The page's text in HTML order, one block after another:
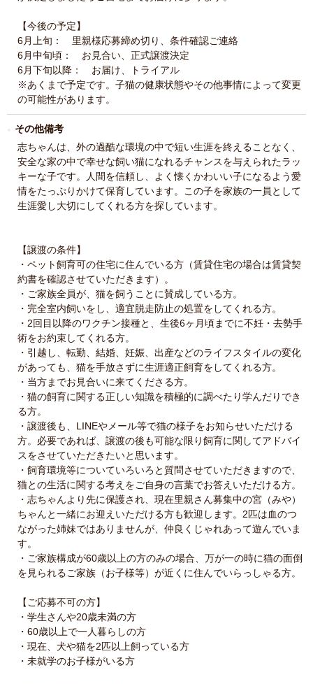
【今後の予定】
6月上旬： 里親様応募締め切り、条件確認ご連絡
6月中旬頃： お見合い、正式譲渡決定
6月下旬以降： お届け、トライアル
※あくまで予定です。子猫の健康状態やその他事情によって変更
の可能性があります。
その他備考
志ちゃんは、外の過酷な環境の中で短い生涯を終えることなく、
安全な家の中で幸せな飼い猫になれるチャンスを与えられたラッ
キーな子です。人間を信頼し、よく懐くかわいい子になるよう愛
情をたっぷりかけて保育しています。この子を家族の一員として
生涯愛し大切にしてくれる方を探しています。
【譲渡の条件】
・ペット飼育可の住宅に住んでいる方（賃貸住宅の場合は賃貸契
約書を確認させていただきます）。
・ご家族全員が、猫を飼うことに賛成している方。
・完全室内飼いをし、適宜脱走防止の処置をしてくれる方。
・2回目以降のワクチン接種と、生後6ヶ月頃までに不妊・去勢手
術をお約束してくれる方。
・引越し、転勤、結婚、妊娠、出産などのライフスタイルの変化
があっても、猫を手放さずに生涯適正飼育をしてくれる方。
・当方までお見合いに来てくださる方。
・猫の飼育に関する正しい知識を積極的に調べたり学んだりでき
る方。
・譲渡後も、LINEやメール等で猫の様子をお知らせいただける
方。必要であれば、譲渡の後も可能な限り飼育に関してアドバイ
スをさせていただきたいと思います。
・飼育環境等についていろいろと質問させていただきますので、
猫との生活に関する考えをご自身の言葉でお答えいただける方。
・志ちゃんより先に保護され、現在里親さん募集中の宮（みや）
ちゃんと一緒にお迎えいただける方も歓迎します。2匹は血のつ
ながった姉妹ではありませんが、仲良くじゃれあって遊んでいま
す。
・ご家族構成が60歳以上の方のみの場合、万が一の時に猫の面倒
を見られるご家族（お子様等）が近くに住んでいらっしゃる方。
【ご応募不可の方】
・学生さんや20歳未満の方
・60歳以上で一人暮らしの方
・現在、犬や猫を2匹以上飼っている方
・未就学のお子様がいる方